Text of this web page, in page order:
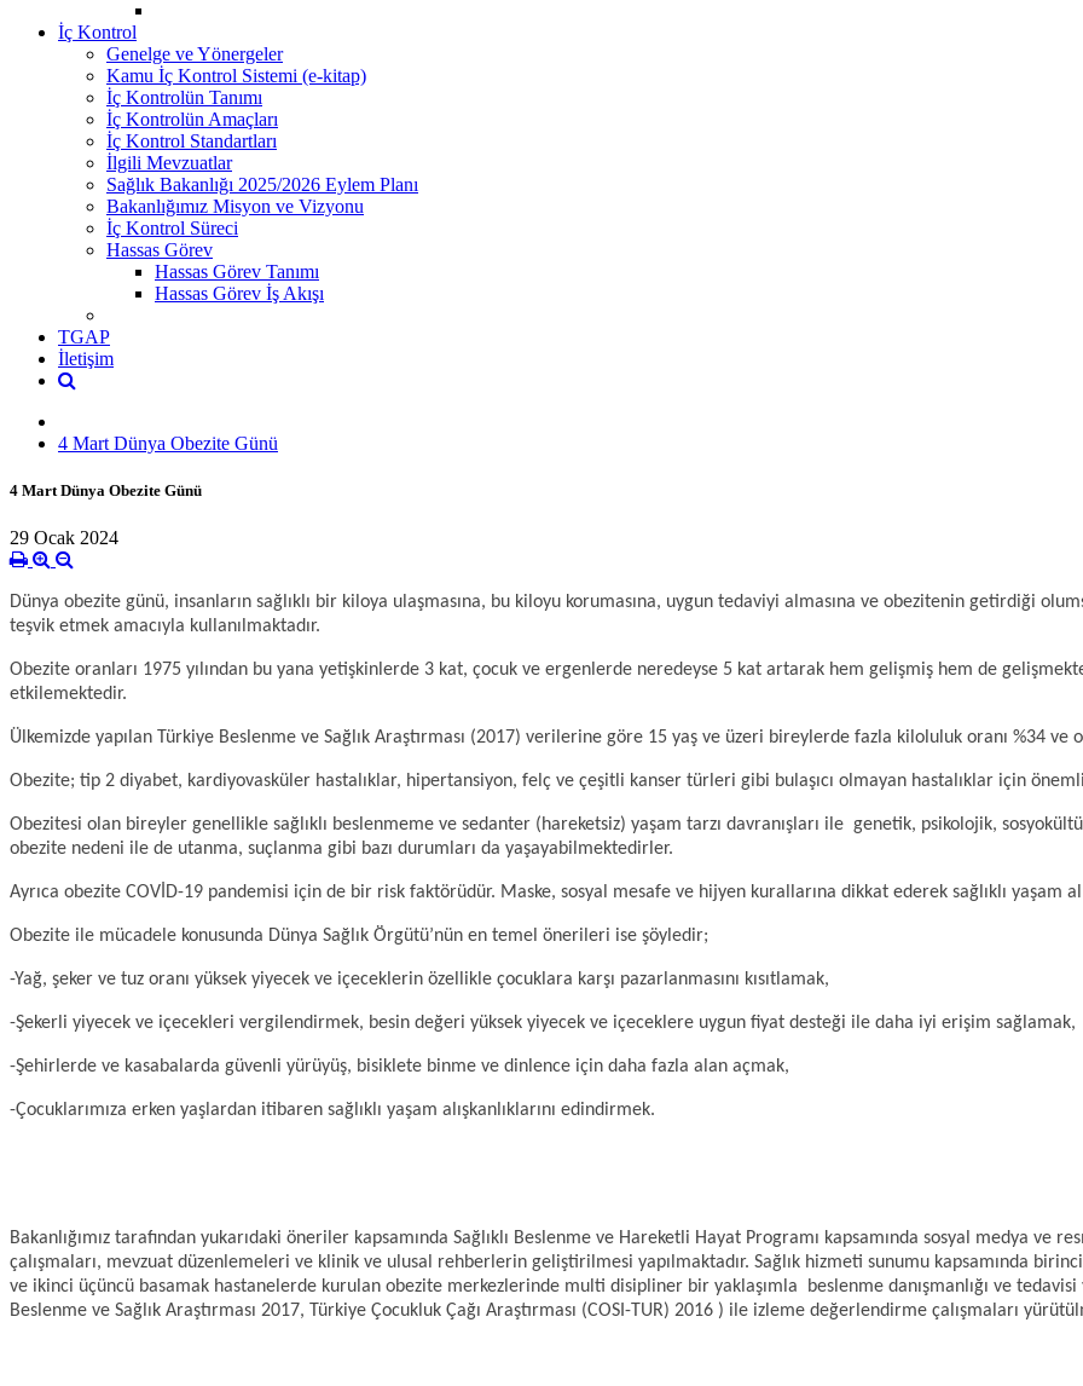
İç Kontrol
Genelge ve Yönergeler
Kamu İç Kontrol Sistemi (e-kitap)
İç Kontrolün Tanımı
İç Kontrolün Amaçları
İç Kontrol Standartları
İlgili Mevzuatlar
Sağlık Bakanlığı 2025/2026 Eylem Planı
Bakanlığımız Misyon ve Vizyonu
İç Kontrol Süreci
Hassas Görev
Hassas Görev Tanımı
Hassas Görev İş Akışı
TGAP
İletişim
4 Mart Dünya Obezite Günü
4 Mart Dünya Obezite Günü
29 Ocak 2024
Dünya obezite günü, insanların sağlıklı bir kiloya ulaşmasına, bu kiloyu korumasına, uygun tedaviyi almasına ve obezitenin getirdiği
teşvik etmek amacıyla kullanılmaktadır.
Obezite oranları 1975 yılından bu yana yetişkinlerde 3 kat, çocuk ve ergenlerde neredeyse 5 kat artarak hem gelişmiş hem de
etkilemektedir.
Ülkemizde yapılan Türkiye Beslenme ve Sağlık Araştırması (2017) verilerine göre 15 yaş ve üzeri bireylerde fazla kiloluluk oranı %34 ve
Obezite; tip 2 diyabet, kardiyovasküler hastalıklar, hipertansiyon, felç ve çeşitli kanser türleri gibi bulaşıcı olmayan hastalıklar için
Obezitesi olan bireyler genellikle sağlıklı beslenmeme ve sedanter (hareketsiz) yaşam tarzı davranışları ile genetik, psikolojik,
obezite nedeni ile de utanma, suçlanma gibi bazı durumları da yaşayabilmektedirler.
Ayrıca obezite COVİD-19 pandemisi için de bir risk faktörüdür. Maske, sosyal mesafe ve hijyen kurallarına dikkat ederek sağlıklı yaşam
Obezite ile mücadele konusunda Dünya Sağlık Örgütü’nün en temel önerileri ise şöyledir;
-Yağ, şeker ve tuz oranı yüksek yiyecek ve içeceklerin özellikle çocuklara karşı pazarlanmasını kısıtlamak,
-Şekerli yiyecek ve içecekleri vergilendirmek, besin değeri yüksek yiyecek ve içeceklere uygun fiyat desteği ile daha iyi erişim sağlamak,
-Şehirlerde ve kasabalarda güvenli yürüyüş, bisiklete binme ve dinlence için daha fazla alan açmak,
-Çocuklarımıza erken yaşlardan itibaren sağlıklı yaşam alışkanlıklarını edindirmek.
Bakanlığımız tarafından yukarıdaki öneriler kapsamında Sağlıklı Beslenme ve Hareketli Hayat Programı kapsamında sosyal medya ve
çalışmaları, mevzuat düzenlemeleri ve klinik ve ulusal rehberlerin geliştirilmesi yapılmaktadır. Sağlık hizmeti sunumu kapsamında
ve ikinci üçüncü basamak hastanelerde kurulan obezite merkezlerinde multi disipliner bir yaklaşımla beslenme danışmanlığı ve
Beslenme ve Sağlık Araştırması 2017, Türkiye Çocukluk Çağı Araştırması (COSI-TUR) 2016 ) ile izleme değerlendirme çalışmaları